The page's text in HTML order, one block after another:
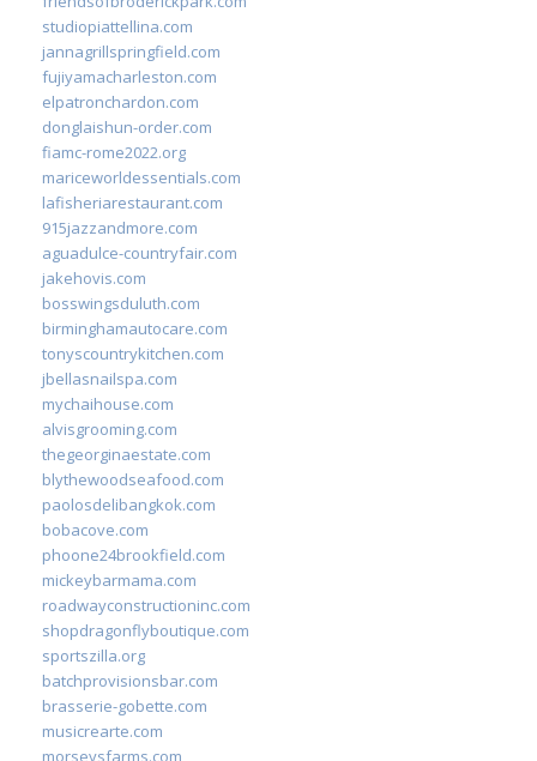
studiopiattellina.com
jannagrillspringfield.com
fujiyamacharleston.com
elpatronchardon.com
donglaishun-order.com
fiamc-rome2022.org
mariceworldessentials.com
lafisheriarestaurant.com
915jazzandmore.com
aguadulce-countryfair.com
jakehovis.com
bosswingsduluth.com
birminghamautocare.com
tonyscountrykitchen.com
jbellasnailspa.com
mychaihouse.com
alvisgrooming.com
thegeorginaestate.com
blythewoodseafood.com
paolosdelibangkok.com
bobacove.com
phoone24brookfield.com
mickeybarmama.com
roadwayconstructioninc.com
shopdragonflyboutique.com
sportszilla.org
batchprovisionsbar.com
brasserie-gobette.com
musicrearte.com
morseysfarms.com